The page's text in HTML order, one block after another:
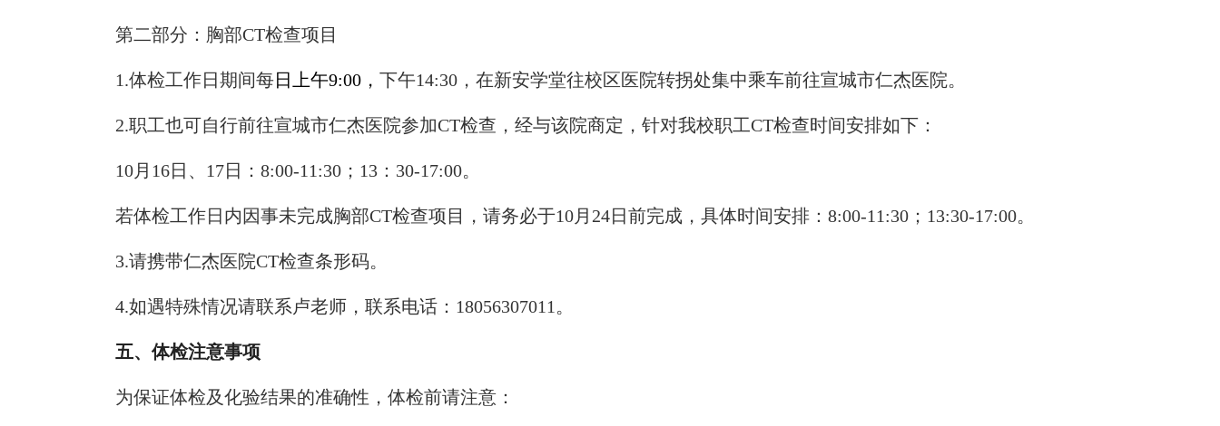
第二部分：胸部CT检查项目
1.体检工作日期间每日上午9:00， 下午14:30，在新安学堂往校区医院转拐处集中乘车前往宣城市仁杰医院。
2.职工也可自行前往宣城市仁杰医院参加CT检查，经与该院商定，针对我校职工CT检查时间安排如下：
10月 16日、 17日： 8:00-11:30； 13： 30-17:00。
若体检工作日内因事未完成胸部CT检查项目，请务必于10月 24日前完成，具体时间安排： 8:00-11:30； 13:30-17:00。
3.请携带仁杰医院CT检查条形码。
4.如遇特殊情况请联系卢老师，联系电话： 18056307011 。
五、体检注意事项
为保证体检及化验结果的准确性，体检前请注意：